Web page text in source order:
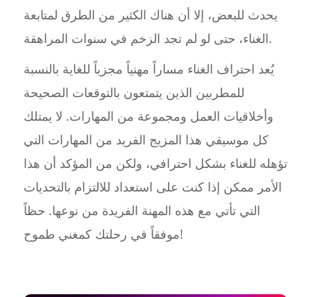
يحدث للبعض، إلا أن هناك الكثير من الطرق لمتابعة
الغناء، حتى لو لم تجد الزخم في سنوات المراهقة.
يُعد احتراف الغناء مساراً مهنياً مجزياً للغاية بالنسبة
للمطربين الذين يتمتعون بالتوقعات الصحيحة
وأخلاقيات العمل ومجموعة من المهارات. لا يمتلك
كل موسيقي هذا المزيج الفريد من المهارات التي
تؤهله للغناء بشكل احترافي، ولكن من المؤكد أن هذا
الأمر ممكن إذا كنت على استعداد للالتزام بالتحديات
التي تأتي مع هذه المهنة الفريدة من نوعها. حظاً
موفقاً في رحلتك كمغني طموح!